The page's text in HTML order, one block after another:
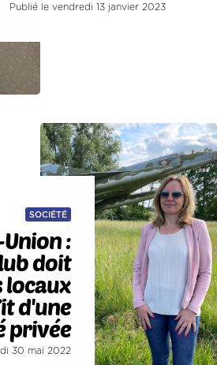
Publié le vendredi 13 janvier 2023
SOCIÉTÉ
:
doit
locaux
d'une
privée
30 mai 2022